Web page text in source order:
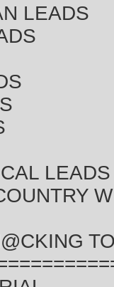
LEADS
LEADS